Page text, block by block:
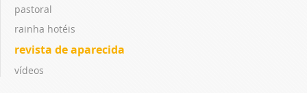
pastoral
rainha hotéis
revista de aparecida
vídeos